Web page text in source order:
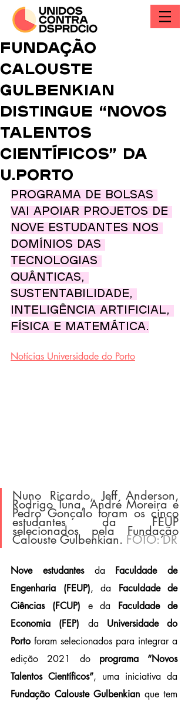
Fundação
Calouste
Gulbenkian
distingue “Novos
Talentos
Científicos” da
U.Porto
Programa de bolsas
vai apoiar projetos de
nove estudantes nos
domínios das
tecnologias
quânticas,
sustentabilidade,
inteligência artificial,
física e matemática.
Notícias Universidade do Porto
Nuno Ricardo, Jeff Anderson,
Rodrigo Tuna, André Moreira e
Pedro Gonçalo foram os cinco
estudantes da FEUP
selecionados pela Fundação
Calouste Gulbenkian. FOTO: DR
Nove estudantes da Faculdade de
Engenharia (FEUP), da Faculdade de
Ciências (FCUP) e da Faculdade de
Economia (FEP) da Universidade do
Porto foram selecionados para integrar a
edição 2021 do programa “Novos
Talentos Científicos”
Fundação Calouste Gulbenkian que tem